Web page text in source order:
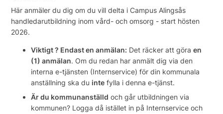
Här anmäler du dig om du vill delta i Campus Alingsås
handledarutbildning inom vård- och omsorg - start hösten
2026.
Viktigt ? Endast en anmälan: Det räcker att göraen
(1) anmälan. Om du redan har anmält dig via den
interna e-tjänsten (Internservice) för din kommunala
anställning ska duinte fylla i denna e-tjänst.
Är du kommunanställd och går utbildningen via
kommunen? Logga då istället in på Internservice och